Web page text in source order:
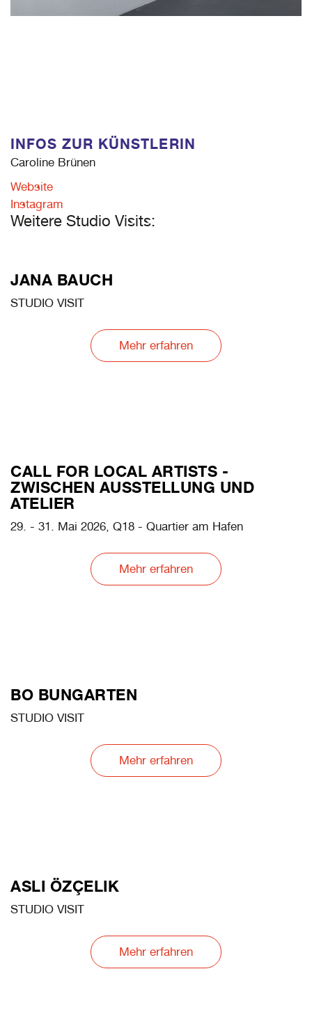
INFOS ZUR KÜNSTLERIN
Caroline Brünen
Website
Instagram
Weitere Studio Visits:
JANA BAUCH
STUDIO VISIT
Mehr erfahren
CALL FOR LOCAL ARTISTS -
ZWISCHEN AUSSTELLUNG UND
ATELIER
29. - 31. Mai 2026, Q18 - Quartier am Hafen
Mehr erfahren
BO BUNGARTEN
STUDIO VISIT
Mehr erfahren
ASLI ÖZÇELIK
STUDIO VISIT
Mehr erfahren